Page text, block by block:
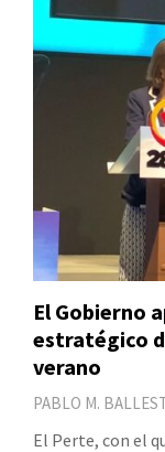
El Gobierno
estratégico
verano
PABLO M.
El Perte, con el